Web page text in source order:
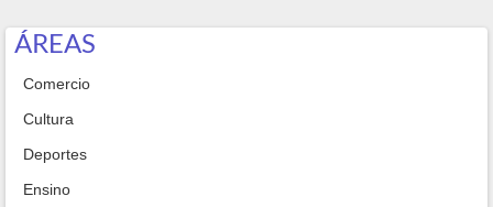
ÁREAS
Comercio
Cultura
Deportes
Ensino